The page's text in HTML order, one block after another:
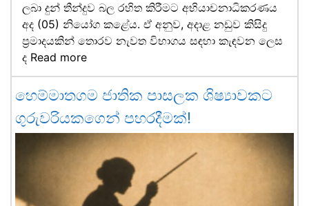
ලබා දුන් තීන්දුව බල රහිත කිරීමට අභියාචනාධිකරණය
අද (05) නියෝග කළේය. ඒ අනුව, අදාළ නඩුව කිසිදු
ප්‍රමාදයකින් තොරව නැවත විභාගය සඳහා කැඳවන ලෙස
ද Read more
හෙම්මාතගම ජාතික පාසලක ශිෂ්‍යාවකට
ගුරුවරියකගෙන් පහරදීමක්!